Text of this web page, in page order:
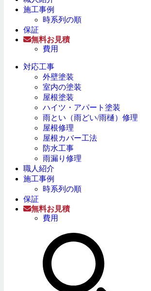
施工事例
時系列の順
保証
無料お見積
費用
対応工事
外壁塗装
室内の塗装
屋根塗装
ハイツ・アパート塗装
雨とい（雨どい/雨樋）修理
屋根修理
屋根カバー工法
防水工事
雨漏り修理
職人紹介
施工事例
時系列の順
保証
無料お見積
費用